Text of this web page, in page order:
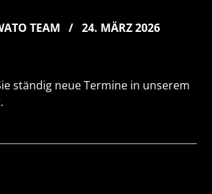
TEAM / 24. MÄRZ 2026
ständig neue Termine in unserem
.